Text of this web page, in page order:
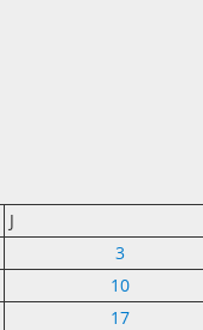
J
3
10
17